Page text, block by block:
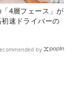
4層フェース」が
速ドライバーの
by